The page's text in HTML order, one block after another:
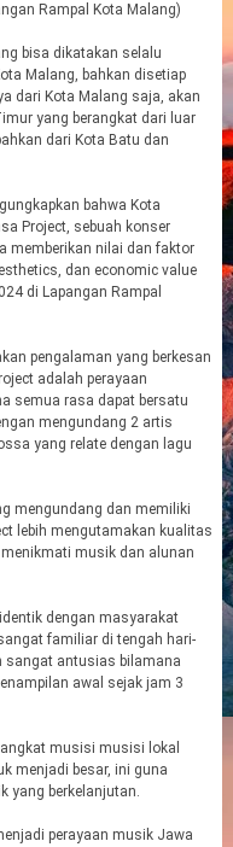
Rampal Kota Malang)
bisa dikatakan selalu
Malang, bahkan disetiap
dari Kota Malang saja, akan
yang berangkat dari luar
dari Kota Batu dan
bahwa Kota
Project, sebuah konser
memberikan nilai dan faktor
dan economic value
di Lapangan Rampal
pengalaman yang berkesan
adalah perayaan
semua rasa dapat bersatu
mengundang 2 artis
yang relate dengan lagu
mengundang dan memiliki
lebih mengutamakan kualitas
musik dan alunan
dengan masyarakat
familiar di tengah hari-
sangat antusias bilamana
awal sejak jam 3
musisi musisi lokal
menjadi besar, ini guna
yang berkelanjutan.
perayaan musik Jawa